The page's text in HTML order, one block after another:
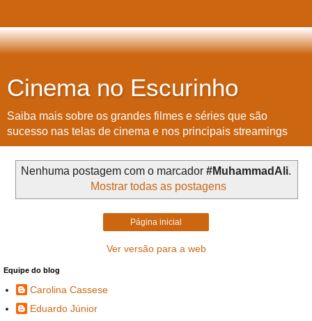
Cinema no Escurinho
Saiba mais sobre os grandes filmes e séries que são
sucesso nas telas de cinema e nos principais streamings
Nenhuma postagem com o marcador #MuhammadAli.
Mostrar todas as postagens
Página inicial
Ver versão para a web
Equipe do blog
Carolina Cassese
Eduardo Júnior